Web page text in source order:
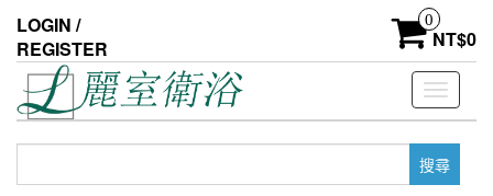
the
content
LOGIN /
REGISTER
0
NT$0
Toggle